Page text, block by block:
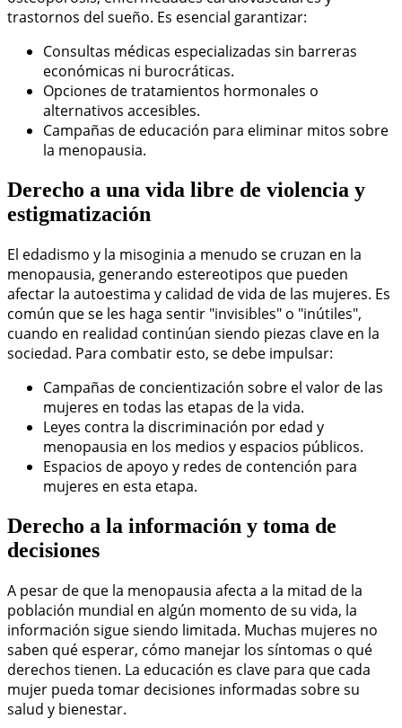
trastornos del sueño. Es esencial garantizar:
Consultas médicas especializadas sin barreras
económicas ni burocráticas.
Opciones de tratamientos hormonales o
alternativos accesibles.
Campañas de educación para eliminar mitos sobre
la menopausia.
Derecho a una vida libre de violencia y
estigmatización
El edadismo y la misoginia a menudo se cruzan en la
menopausia, generando estereotipos que pueden
afectar la autoestima y calidad de vida de las mujeres. Es
común que se les haga sentir "invisibles" o "inútiles",
cuando en realidad continúan siendo piezas clave en la
sociedad. Para combatir esto, se debe impulsar:
Campañas de concientización sobre el valor de las
mujeres en todas las etapas de la vida.
Leyes contra la discriminación por edad y
menopausia en los medios y espacios públicos.
Espacios de apoyo y redes de contención para
mujeres en esta etapa.
Derecho a la información y toma de
decisiones
A pesar de que la menopausia afecta a la mitad de la
población mundial en algún momento de su vida, la
información sigue siendo limitada. Muchas mujeres no
saben qué esperar, cómo manejar los síntomas o qué
derechos tienen. La educación es clave para que cada
mujer pueda tomar decisiones informadas sobre su
salud y bienestar.